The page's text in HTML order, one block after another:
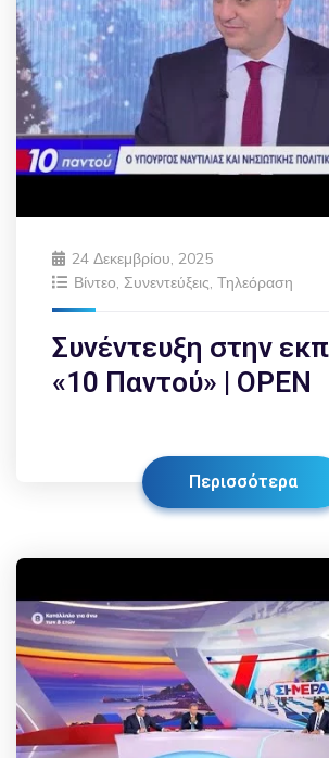
24 Δεκεμβρίου, 2025
Βίντεο, Συνεντεύξεις, Τηλεόραση
Συνέντευξη στην
«10 Παντού» | OPEN
Περισσότερα